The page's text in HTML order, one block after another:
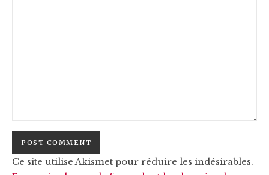
Ce site utilise Akismet pour réduire les indésirables.